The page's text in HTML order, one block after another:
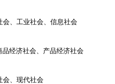
、工业社会、信息社会
经济社会、产品经济社会
、现代社会